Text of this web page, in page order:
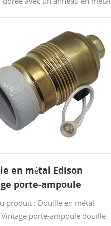
assorti aux câbles 3 X
en métal Edison
porte-ampoule
E27 avec interrupteur
produit : Douille en métal
Vintage porte-ampoule douille